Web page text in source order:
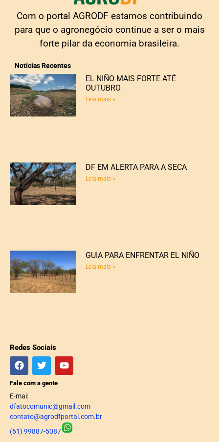
Com o portal AGRODF estamos contribuindo
para que o agronegócio continue a ser o mais
forte pilar da economia brasileira.
Notícias Recentes
EL NIÑO MAIS FORTE ATÉ
OUTUBRO
Leia mais »
DF EM ALERTA PARA A SECA
Leia mais »
GUIA PARA ENFRENTAR EL NIÑO
Leia mais »
Redes Sociais
Fale com a gente
E-mai:
dfatocomunic@gmail.com
contato@agrodfportal.com.br
(61) 99887-5087